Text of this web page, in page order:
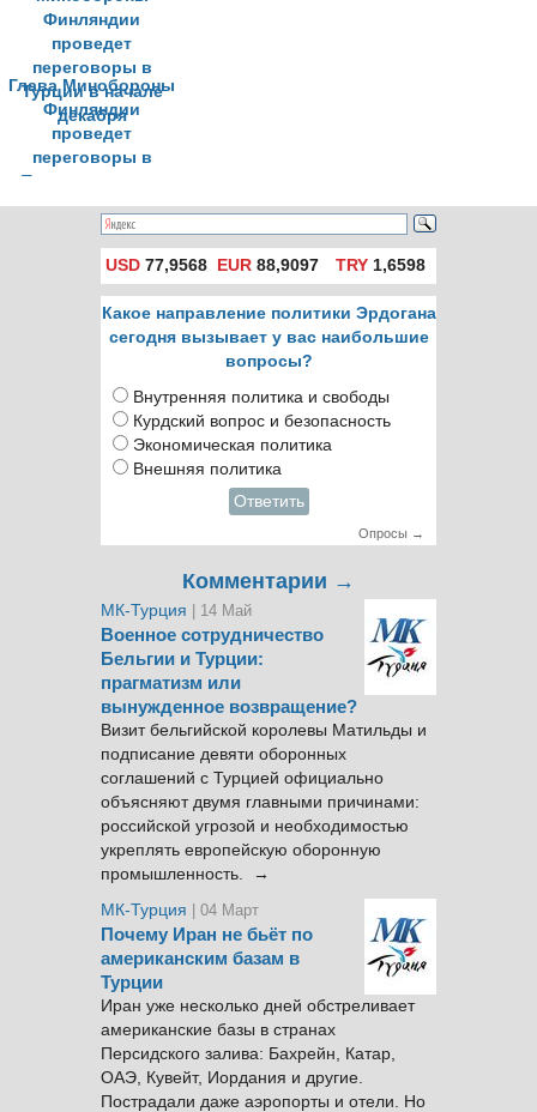
новом году
Глава Минобороны
Финляндии
проведет
переговоры в
Турции в начале
декабря
USD 77,9568 EUR 88,9097 TRY1,6598
Какое направление политики Эрдогана
сегодня вызывает у вас наибольшие
вопросы?
Внутренняя политика и свободы
Курдский вопрос и безопасность
Экономическая политика
Внешняя политика
Ответить
Опросы →
Комментарии →
МК-Турция | 14 Май
Военное сотрудничество
Бельгии и Турции:
прагматизм или
вынужденное возвращение?
Визит бельгийской королевы Матильды и
подписание девяти оборонных
соглашений с Турцией официально
объясняют двумя главными причинами:
российской угрозой и необходимостью
укреплять европейскую оборонную
промышленность. →
МК-Турция
| 04 Март
Почему Иран не бьёт по
американским базам в
Турции
Иран уже несколько дней обстреливает
американские базы в странах
Персидского залива: Бахрейн, Катар,
ОАЭ, Кувейт, Иордания и другие.
Пострадали даже аэропорты и отели. Но